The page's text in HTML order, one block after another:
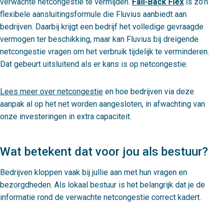
flexibele aansluitingsformule die Fluvius aanbiedt aan
bedrijven. Daarbij krijgt een bedrijf het volledige gevraagde
vermogen ter beschikking, maar kan Fluvius bij dreigende
netcongestie vragen om het verbruik tijdelijk te verminderen.
Dat gebeurt uitsluitend als er kans is op netcongestie.
Lees meer over netcongestie en hoe bedrijven via deze
aanpak al op het net worden aangesloten, in afwachting van
onze investeringen in extra capaciteit.
Wat betekent dat voor jou als bestuur?
Bedrijven kloppen vaak bij jullie aan met hun vragen en
bezorgdheden. Als lokaal bestuur is het belangrijk dat je de
informatie rond de verwachte netcongestie correct kadert.